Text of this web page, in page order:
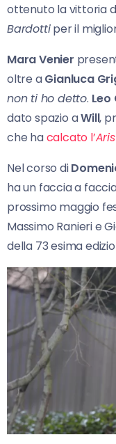
ottenuto la vittoria
Bardottiper il
Mara Venier
oltre aGianluca
non ti ho detto. Leo
dato spazio aWill,
che hacalcato l’
Nel corso di
ha un faccia a
prossimo maggio
Massimo Ranieri e
della 73 esima